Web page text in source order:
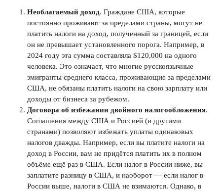
Необлагаемый доход. Граждане США, которые
постоянно проживают за пределами страны, могут не
платить налоги на доход, полученный за границей, если
он не превышает установленного порога. Например, в
2024 году эта сумма составляла $120,000 на одного
человека. Это означает, что многие русскоязычные
эмигранты среднего класса, проживающие за пределами
США, не обязаны платить налоги на свою зарплату или
доходы от бизнеса за рубежом.
Договора об избежании двойного налогообложения.
Соглашения между США и Россией (и другими
странами) позволяют избежать уплаты одинаковых
налогов дважды. Например, если вы платите налоги на
доход в России, вам не придётся платить их в полном
объёме ещё раз в США. Если налог в России ниже, вы
заплатите разницу в США, и наоборот — если налог в
России выше, налоги в США не взимаются. Однако, в